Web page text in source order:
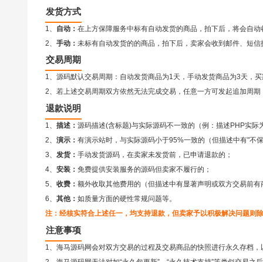
发货方式
1、 自动： 在上方保障服务中标有自动发货的商品，拍下后，将会自
2、 手动： 未标有自动发货的的商品，拍下后，卖家会收到邮件、短
交易周期
1、源码默认交易周期：自动发货商品为1天，手动发货商品为3天，
2、若上述交易周期双方依然无法完成交易，任意一方可发起追加周
退款说明
1、 描述： 源码描述(含标题)与实际源码不一致的（例：描述PHP实
2、 演示： 有演示站时，与实际源码小于95%一致的（但描述中有"不
3、 发货： 手动发货源码，在卖家未发货前，已申请退款的；
4、 安装： 免费提供安装服务的源码但卖家不履行的；
5、 收费： 额外收取其他费用的（但描述中有显著声明或双方交易前有
6、 其他： 如质量方面的硬性常规问题等。
注：经核实符合上述任一，均支持退款，但卖家予以积极解决问题则
注意事项
1、海马源码网会对双方交易的过程及交易商品的快照进行永久存档